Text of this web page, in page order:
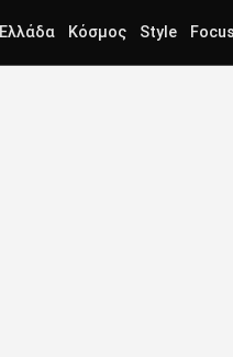
Ελλάδα Κόσμος Style Focus